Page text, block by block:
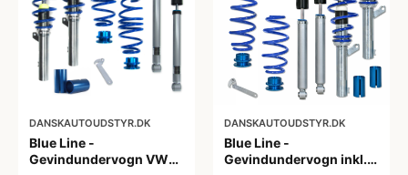
DANSKAUTOUDSTYR.DK
Blue Line -
Gevindundervogn VW
DANSKAUTOUDSTYR.DK
Blue Line -
Gevindundervogn inkl.